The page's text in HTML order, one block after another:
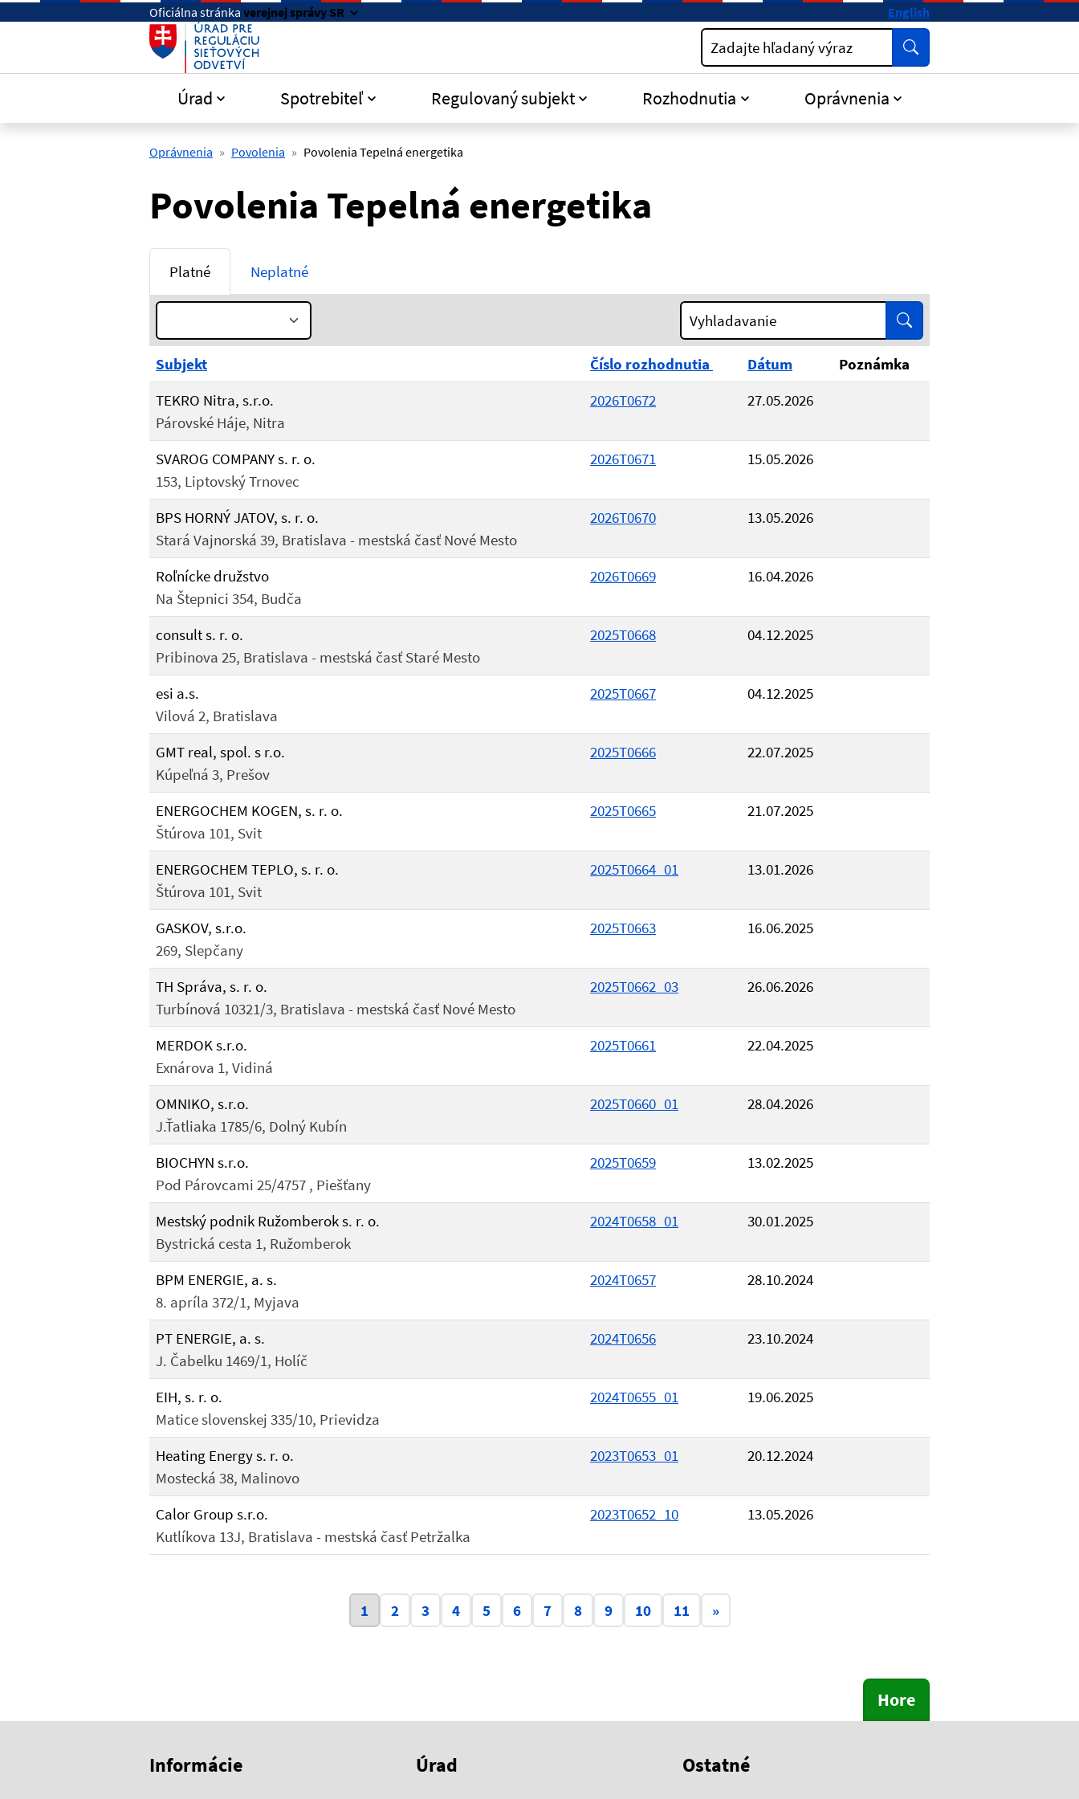
Preskočiť na hlavný obsahOficiálna stránka verejnej správy SR English
Zadajte hľadaný výraz Vyhľadať
Úrad Spotrebiteľ Regulovaný subjekt Rozhodnutia Oprávnenia
Oprávnenia Povolenia Povolenia Tepelná energetika
Povolenia Tepelná energetika
Platné Neplatné
Rok: Vyhladavanie Vyhľadať
Subjekt Číslo rozhodnutia Dátum
Poznámka
TEKRO Nitra, s.r.o.
Párovské Háje, Nitra
2026T0672 27.05.2026
SVAROG COMPANY s. r. o.
153, Liptovský Trnovec
2026T0671 15.05.2026
BPS HORNÝ JATOV, s. r. o.
Stará Vajnorská 39, Bratislava - mestská časť Nové Mesto
2026T0670 13.05.2026
Roľnícke družstvo
Na Štepnici 354, Budča
2026T0669 16.04.2026
consult s. r. o.
Pribinova 25, Bratislava - mestská časť Staré Mesto
2025T0668 04.12.2025
esi a.s.
Vilová 2, Bratislava
2025T0667 04.12.2025
GMT real, spol. s r.o.
Kúpeľná 3, Prešov
2025T0666 22.07.2025
ENERGOCHEM KOGEN, s. r. o.
Štúrova 101, Svit
2025T0665 21.07.2025
ENERGOCHEM TEPLO, s. r. o.
Štúrova 101, Svit
2025T0664_01 13.01.2026
GASKOV, s.r.o.
269, Slepčany
2025T0663 16.06.2025
TH Správa, s. r. o.
Turbínová 10321/3, Bratislava - mestská časť Nové Mesto
2025T0662_03 26.06.2026
MERDOK s.r.o.
Exnárova 1, Vidiná
2025T0661 22.04.2025
OMNIKO, s.r.o.
J.Ťatliaka 1785/6, Dolný Kubín
2025T0660_01 28.04.2026
BIOCHYN s.r.o.
Pod Párovcami 25/4757 , Piešťany
2025T0659 13.02.2025
Mestský podnik Ružomberok s. r. o.
Bystrická cesta 1, Ružomberok
2024T0658_01 30.01.2025
BPM ENERGIE, a. s.
8. apríla 372/1, Myjava
2024T0657 28.10.2024
PT ENERGIE, a. s.
J. Čabelku 1469/1, Holíč
2024T0656 23.10.2024
EIH, s. r. o.
Matice slovenskej 335/10, Prievidza
2024T0655_01 19.06.2025
Heating Energy s. r. o.
Mostecká 38, Malinovo
2023T0653_01 20.12.2024
Calor Group s.r.o.
Kutlíkova 13J, Bratislava - mestská časť Petržalka
2023T0652_10 13.05.2026
1Aktuálna stránka 1
2 3 4 5 6 7 8 9 10 11 »
Hore
Informácie Úrad Ostatné